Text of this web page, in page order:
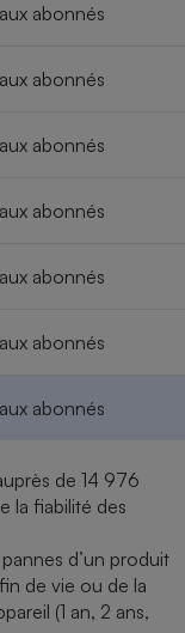
abonnés
abonnés
abonnés
abonnés
abonnés
abonnés
abonnés
de 14 976
la fiabilité des
d’un produit
de vie ou de la
(1 an, 2 ans,